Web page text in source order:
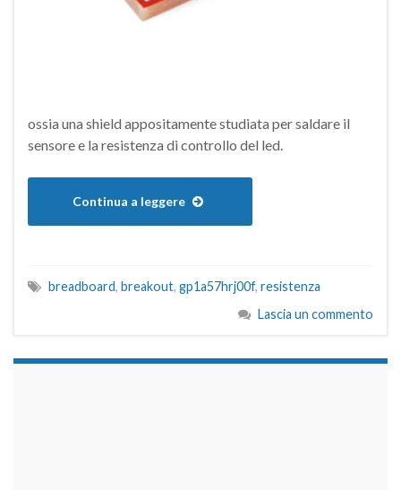
ossia una shield appositamente studiata per saldare il
sensore e la resistenza di controllo del led.
Continua a leggere
breadboard, breakout, gp1a57hrj00f, resistenza
Lascia un commento